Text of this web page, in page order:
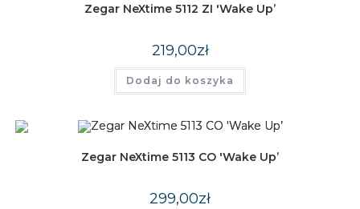
Zegar NeXtime 5112 ZI 'Wake Up’
219,00zł
Dodaj do koszyka
Zegar NeXtime 5113 CO 'Wake Up’
299,00zł